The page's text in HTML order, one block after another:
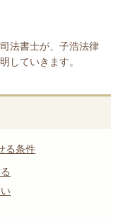
法書士が、 子浩法律
していきます。
る条件